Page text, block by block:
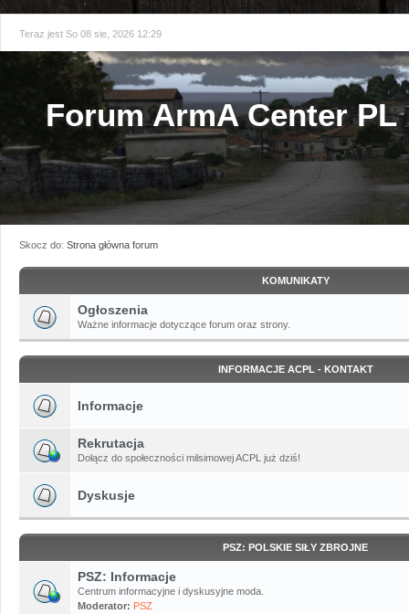
Teraz jest So 08 sie, 2026 12:29
Forum ArmA Center PL
Skocz do: Strona główna forum
KOMUNIKATY
Ogłoszenia
Ważne informacje dotyczące forum oraz strony.
INFORMACJE ACPL - KONTAKT
Informacje
Rekrutacja
Dołącz do społeczności milsimowej ACPL już dziś!
Dyskusje
PSZ: POLSKIE SIŁY ZBROJNE
PSZ: Informacje
Centrum informacyjne i dyskusyjne moda.
Moderator: PSZ